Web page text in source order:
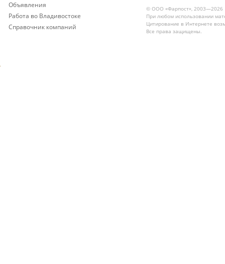
Объявления
Работа во Владивостоке
Справочник компаний
© ООО «Фарпост», 2003—2026
При любом использовании
Цитирование в Интернете
Все права защищены.